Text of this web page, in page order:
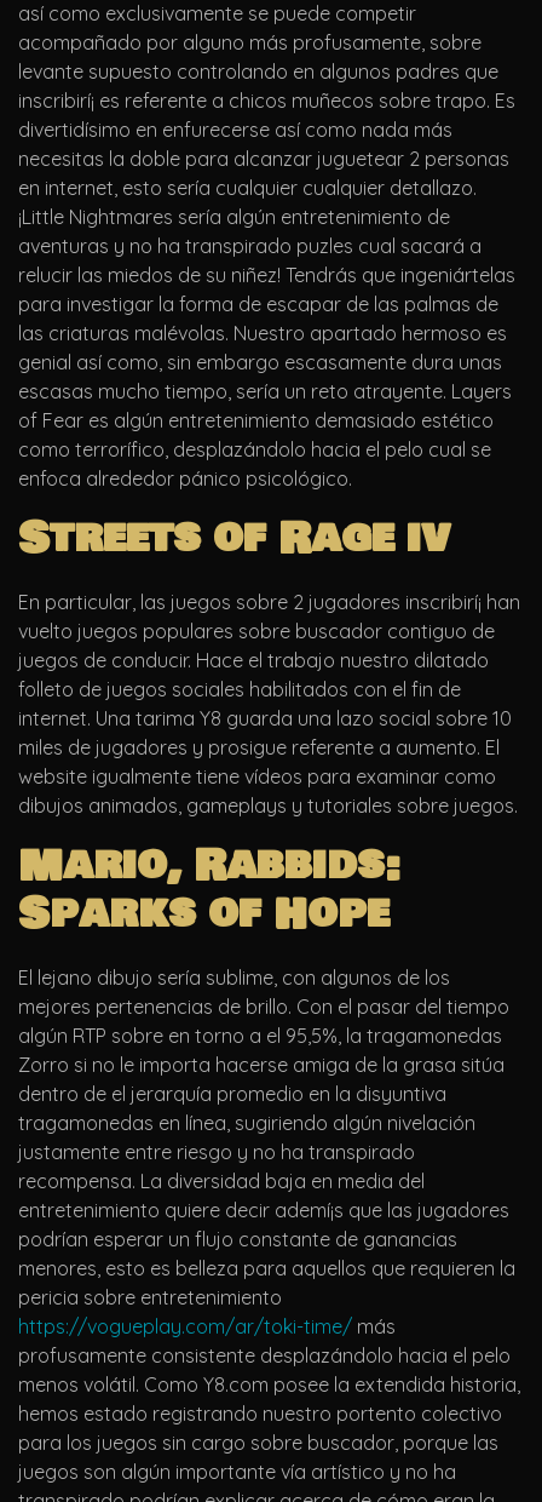
así­ como exclusivamente se puede competir
acompañado por alguno más profusamente, sobre
levante supuesto controlando en algunos padres que
inscribirí¡ es referente a chicos muñecos sobre trapo. Es
divertidísimo en enfurecerse así­ como nada más
necesitas la doble para alcanzar juguetear 2 personas
en internet, esto serí­a cualquier cualquier detallazo.
¡Little Nightmares serí­a algún entretenimiento de
aventuras y no ha transpirado puzles cual sacará a
relucir las miedos de su niñez! Tendrás que ingeniártelas
para investigar la forma de escapar de las palmas de
las criaturas malévolas. Nuestro apartado hermoso es
genial así­ como, sin embargo escasamente dura unas
escasas mucho tiempo, serí­a un reto atrayente. Layers
of Fear es algún entretenimiento demasiado estético
como terrorífico, desplazándolo hacia el pelo cual se
enfoca alrededor pánico psicológico.
Streets of Rage iv
En particular, las juegos sobre 2 jugadores inscribirí¡ han
vuelto juegos populares sobre buscador contiguo de
juegos de conducir. Hace el trabajo nuestro dilatado
folleto de juegos sociales habilitados con el fin de
internet. Una tarima Y8 guarda una lazo social sobre 10
miles de jugadores y prosigue referente a aumento. El
website igualmente tiene vídeos para examinar como
dibujos animados, gameplays y tutoriales sobre juegos.
Mario, Rabbids:
Sparks of Hope
El lejano dibujo serí­a sublime, con algunos de los
mejores pertenencias de brillo. Con el pasar del tiempo
algún RTP sobre en torno a el 95,5%, la tragamonedas
Zorro si no le importa hacerse amiga de la grasa sitúa
dentro de el jerarquía promedio en la disyuntiva
tragamonedas en línea, sugiriendo algún nivelación
justamente entre riesgo y no ha transpirado
recompensa. La diversidad baja en media del
entretenimiento quiere decir ademí¡s que las jugadores
podrían esperar un flujo constante de ganancias
menores, esto es belleza para aquellos que requieren la
pericia sobre entretenimiento
https://vogueplay.com/ar/toki-time/ más
profusamente consistente desplazándolo hacia el pelo
menos volátil. Como Y8.com posee la extendida historia,
hemos estado registrando nuestro portento colectivo
para los juegos sin cargo sobre buscador, porque las
juegos son algún importante ví­a artístico y no ha